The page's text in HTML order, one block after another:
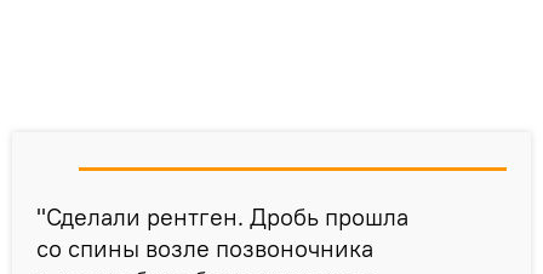
"Сделали рентген. Дробь прошла
со спины возле позвоночника